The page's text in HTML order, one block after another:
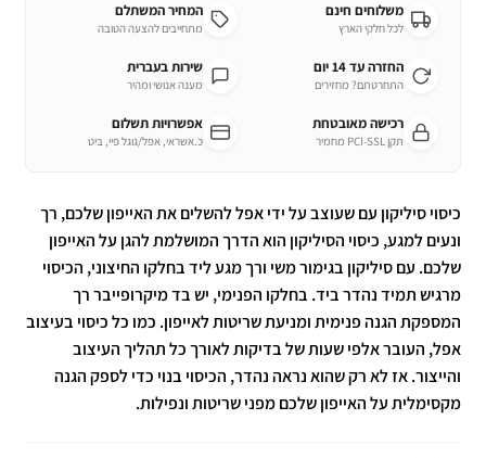
משלוחים חינם
לכל חלקי הארץ
המחיר המשתלם
מתחייבים להצעה הטובה
החזרה עד 14 יום
התחרטתם? מחזירים
שירות בעברית
מענה אנושי ומהיר
רכישה מאובטחת
תקן PCI-SSL מחמיר
אפשרויות תשלום
כ.אשראי, אפל/גוגל פיי, ביט
כיסוי סיליקון עם שעוצב על ידי אפל להשלים את האייפון שלכם, רך
ונעים למגע, כיסוי הסיליקון הוא הדרך המושלמת להגן על האייפון
שלכם. עם סיליקון בגימור משי ורך מגע ליד בחלקו החיצוני, הכיסוי
מרגיש תמיד נהדר ביד. בחלקו הפנימי, יש בד מיקרופייבר רך
המספקת הגנה פנימית ומניעת שריטות לאייפון. כמו כל כיסוי בעיצוב
אפל, העובר אלפי שעות של בדיקות לאורך כל תהליך העיצוב
והייצור. אז לא רק שהוא נראה נהדר, הכיסוי בנוי כדי לספק הגנה
מקסימלית על האייפון שלכם מפני שריטות ונפילות.